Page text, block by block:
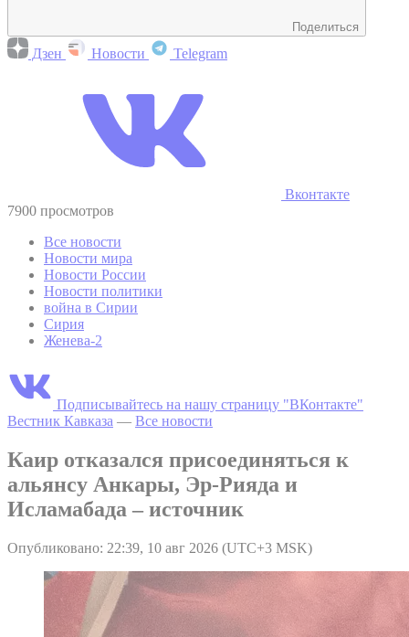
Поделиться
Дзен Новости Telegram
Вконтакте
7900 просмотров
Все новости
Новости мира
Новости России
Новости политики
война в Сирии
Сирия
Женева-2
Подписывайтесь на нашу страницу "ВКонтакте"
Вестник Кавказа — Все новости
Каир отказался присоединяться к
альянсу Анкары, Эр-Рияда и
Исламабада – источник
Опубликовано: 22:39, 10 авг 2026 (UTC+3 MSK)